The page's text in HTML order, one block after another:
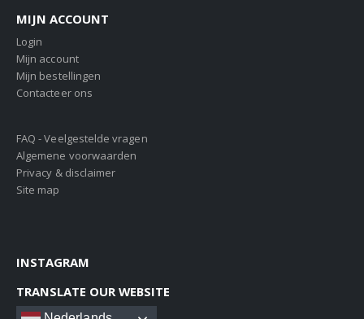
MIJN ACCOUNT
Login
Mijn account
Mijn bestellingen
Contacteer ons
FAQ - Veelgestelde vragen
Algemene voorwaarden
Privacy & disclaimer
Site map
INSTAGRAM
TRANSLATE OUR WEBSITE